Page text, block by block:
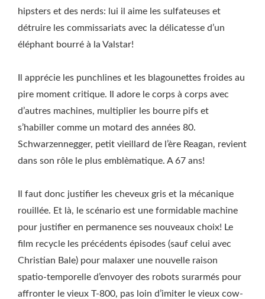
hipsters et des nerds: lui il aime les sulfateuses et
détruire les commissariats avec la délicatesse d’un
éléphant bourré à la Valstar!
Il apprécie les punchlines et les blagounettes froides au
pire moment critique. Il adore le corps à corps avec
d’autres machines, multiplier les bourre pifs et
s’habiller comme un motard des années 80.
Schwarzennegger, petit vieillard de l’ère Reagan, revient
dans son rôle le plus emblèmatique. A 67 ans!
Il faut donc justifier les cheveux gris et la mécanique
rouillée. Et là, le scénario est une formidable machine
pour justifier en permanence ses nouveaux choix! Le
film recycle les précédents épisodes (sauf celui avec
Christian Bale) pour malaxer une nouvelle raison
spatio-temporelle d’envoyer des robots surarmés pour
affronter le vieux T-800, pas loin d’imiter le vieux cow-